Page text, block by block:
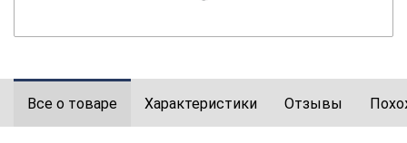
Все о товаре Характеристики Отзывы